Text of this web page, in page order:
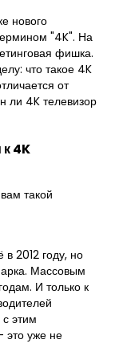
нового
"4K". На
фишка.
что такое 4K
от
ли 4K телевизор
4K
2012 году, но
Массовым
И только к
этим
это уже не